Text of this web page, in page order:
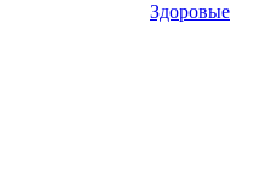
Здоровые